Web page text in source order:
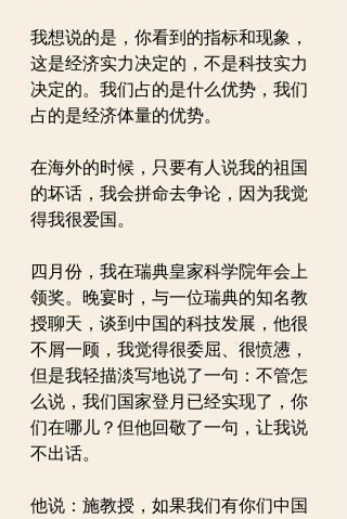
我想说的是，你看到的指标和现象，
这是经济实力决定的，不是科技实力
决定的。我们占的是什么优势，我们
占的是经济体量的优势。
在海外的时候，只要有人说我的祖国
的坏话，我会拼命去争论，因为我觉
得我很爱国。
四月份，我在瑞典皇家科学院年会上
领奖。晚宴时，与一位瑞典的知名教
授聊天，谈到中国的科技发展，他很
不屑一顾，我觉得很委屈、很愤懑，
但是我轻描淡写地说了一句：不管怎
么说，我们国家登月已经实现了，你
们在哪儿？但他回敬了一句，让我说
不出话。
他说：施教授，如果我们有你们中国